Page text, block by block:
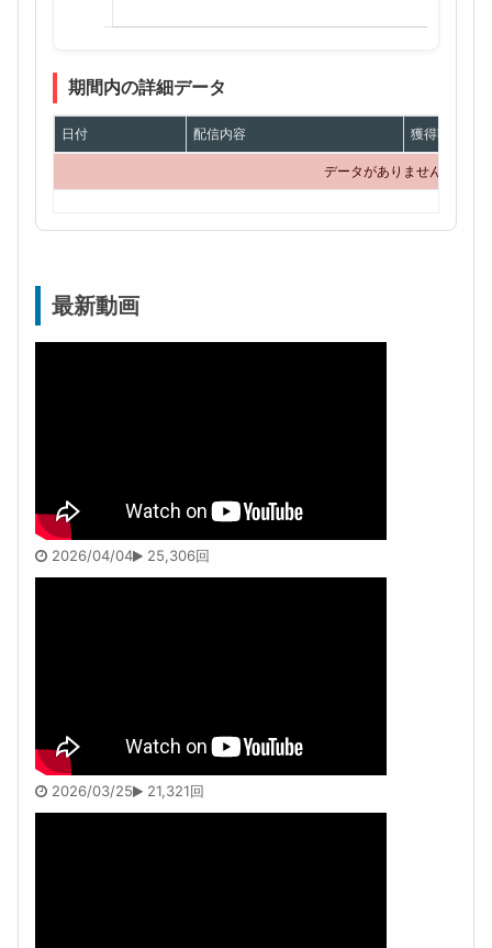
期間内の詳細データ
日付 配信内容 獲得額
データがありません
最新動画
2026/04/04 25,306回
2026/03/25 21,321回